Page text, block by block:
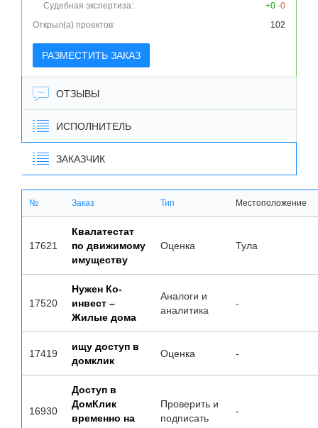
Судебная экспертиза:
+0 -0
Открыл(а) проектов:
102
РАЗМЕСТИТЬ ЗАКАЗ
ОТЗЫВЫ
ИСПОЛНИТЕЛЬ
ЗАКАЗЧИК
№ Заказ Тип Местоположение
17621
Квалатестат
по движимому
имуществу
Оценка Тула
17520
Нужен Ко-
инвест –
Жилые дома
Аналоги и
аналитика
-
17419
ищу доступ в
домклик
Оценка -
16930
Доступ в
ДомКлик
временно на
Проверить и
подписать
-